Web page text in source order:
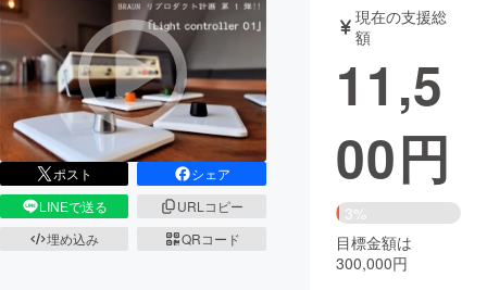
アート・写真 音楽
テクノロジー・ガジェット ゲーム・
映像・映画 書籍・雑誌
ビジネス・起業 チャレンジ
まちづくり・地域活性化
ポスト
シェア
LINEで送る
URLコピー
埋め込み
QRコード
現在の支援総
額
11,5
00円
3%
目標金額は
300,000円